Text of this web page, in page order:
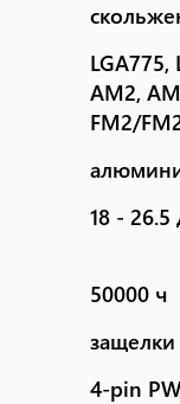
LGA775,
AM2,
FM2/
18 - 26.5
50000 ч
защелки
4-pin